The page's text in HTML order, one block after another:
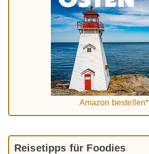
Amazon bestellen*
Reisetipps für Foodies